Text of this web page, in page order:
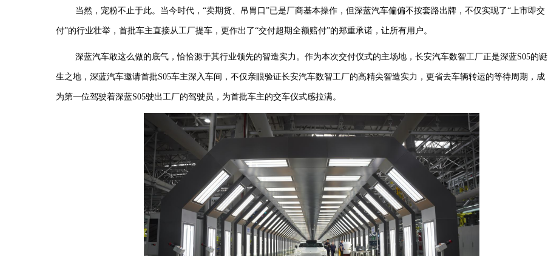
当然，宠粉不止于此。 当今时代， “卖期货、吊胃口”已是厂商基本操作，但深蓝汽车偏偏不按套路出牌，不仅实现了“上市即交
付”的行业壮举，首批车主直接从工厂提车，更作出了“交付超期全额赔付”的郑重承诺，让所有用户。
深蓝汽车敢这么做的底气，恰恰源于其行业领先的智造实力。 作为本次交付仪式的主场地，长安汽车数智工厂正是深蓝S05的诞
生之地，深蓝汽车邀请首批S05车主深入车间，不仅亲眼验证长安汽车数智工厂的高精尖智造实力，更省去车辆转运的等待周期，成
为第一位驾驶着深蓝S05驶出工厂的驾驶员，为首批车主的交车仪式感拉满。